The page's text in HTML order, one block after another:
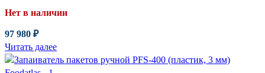
Нет в наличии
97 980 ₽
Читать далее